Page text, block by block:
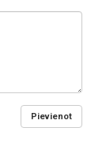
Pievienot